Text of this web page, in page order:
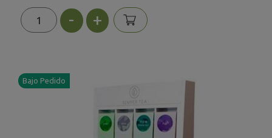
- +
Bajo Pedido